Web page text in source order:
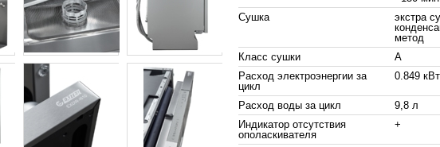
Сушка
экстра
метод
Класс сушки
A
Расход электроэнергии за
цикл
0.849
Расход воды за цикл
9,8 л
Индикатор отсутствия
ополаскивателя
+